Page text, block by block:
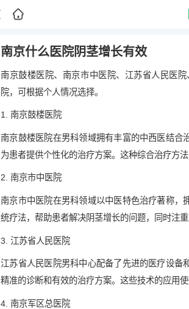
南京什么医院阴茎增长有效
南京鼓楼医院、南京市中医院、江苏省人民医
院，可根据个人情况选择。
1. 南京鼓楼医院
南京鼓楼医院在男科领域拥有丰富的中西医结合
为患者提供个性化的治疗方案。这种综合治疗方
2. 南京市中医院
南京市中医院在男科领域以中医特色治疗著称，
统疗法，帮助患者解决阴茎增长的问题，同时注
3. 江苏省人民医院
江苏省人民医院男科中心配备了先进的医疗设备
精准的诊断和有效的治疗方案。这些技术的应用
4. 南京军区总医院